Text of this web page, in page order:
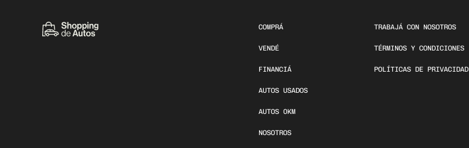
COMPRÁ
VENDÉ
FINANCIÁ
AUTOS USADOS
AUTOS 0KM
NOSOTROS
TRABAJÁ CON NOSOTROS
TÉRMINOS Y CONDICIONES
POLÍTICAS DE PRIVACIDAD